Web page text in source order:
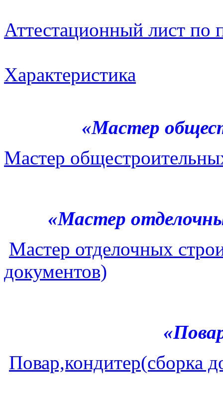
Аттестационный лист по
Характеристика
«Мастер
Мастер
«Мастер
Мастер отделочных
документов)
Повар,кондитер(сборка